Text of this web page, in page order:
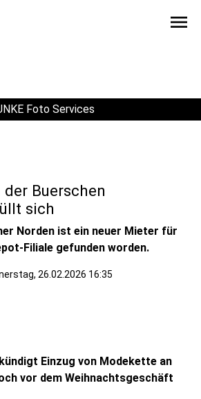
menu
Foto Services
Buerschen
sich
Norden ist ein neuer Mieter für
Filiale gefunden worden.
26.02.2026 16:35
Einzug von Modekette an
vor dem Weihnachtsgeschäft